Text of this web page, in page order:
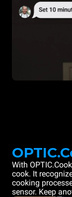
With
cook. It
cooking
sensor. Keep